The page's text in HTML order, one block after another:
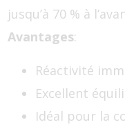
jusqu’à 70 % à
Avantages:
Réactivité
Excellent
Idéal pour la